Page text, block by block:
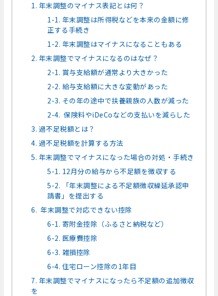
1. 年末調整のマイナス表記とは何？
1-1. 年末調整は所得税などを本来の金額に修
正する手続き
1-2. 年末調整はマイナスになることもある
2. 年末調整でマイナスになるのはなぜ？
2-1. 賞与支給額が通常より大きかった
2-2. 給与支給額に大きな変動があった
2-3. その年の途中で扶養親族の人数が減った
2-4. 保険料やiDeCoなどの支払いを減らした
3. 過不足税額とは？
4. 過不足税額を計算する方法
5. 年末調整でマイナスになった場合の対処・手続き
5-1. 12月分の給与から不足額を徴収する
5-2. 「年末調整による不足額徴収繰延承認申
請書」を提出する
6. 年末調整で対応できない控除
6-1. 寄附金控除（ふるさと納税など）
6-2. 医療費控除
6-3. 雑損控除
6-4. 住宅ローン控除の1年目
7. 年末調整でマイナスになったら不足額の追加徴収
を